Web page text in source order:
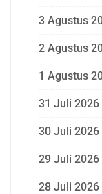
3 Agustus
2 Agustus
1 Agustus
31 Juli 2026
30 Juli 2026
29 Juli 2026
28 Juli 2026